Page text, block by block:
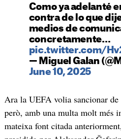
Como ya adelanté
contra de lo que
medios de
concretamente…
pic.twitter.com/
— Miguel Galan
June 10, 2025
Ara la UEFA volia sancionar
però, amb una multa molt més
mateixa font citada